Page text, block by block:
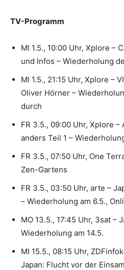
TV-Programm
MI 1.5., 10:00 Uhr, Xplore –
und Infos – Wiederholung
MI 1.5., 21:15 Uhr, Xplore –
Oliver Hörner –
durch
FR 3.5., 09:00 Uhr, Xplore –
anders Teil 1 –
FR 3.5., 07:50 Uhr, One
Zen-Gartens
FR 3.5., 03:50 Uhr, arte –
– Wiederholung am 6.5.,
MO 13.5., 17:45 Uhr, 3sat –
Wiederholung am 14.5.
MI 15.5., 08:15 Uhr,
Japan: Flucht vor der